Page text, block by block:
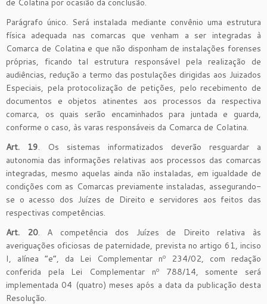
Parágrafo único. Será instalada mediante convênio uma estrutura
física adequada nas comarcas que venham a ser integradas à
Comarca de Colatina e que não disponham de instalações forenses
próprias, ficando tal estrutura responsável pela realização de
audiências, redução a termo das postulações dirigidas aos Juizados
Especiais, pela protocolização de petições, pelo recebimento de
documentos e objetos atinentes aos processos da respectiva
comarca, os quais serão encaminhados para juntada e guarda,
conforme o caso, às varas responsáveis da Comarca de Colatina.
Art. 19. Os sistemas informatizados deverão resguardar a
autonomia das informações relativas aos processos das comarcas
integradas, mesmo aquelas ainda não instaladas, em igualdade de
condições com as Comarcas previamente instaladas, assegurando-
se o acesso dos Juízes de Direito e servidores aos feitos das
respectivas competências.
Art. 20. A competência dos Juízes de Direito relativa às
averiguações oficiosas de paternidade, prevista no artigo 61, inciso
I, alínea “e”, da Lei Complementar nº 234/02, com redação
conferida pela Lei Complementar nº 788/14, somente será
implementada 04 (quatro) meses após a data da publicação desta
Resolução.